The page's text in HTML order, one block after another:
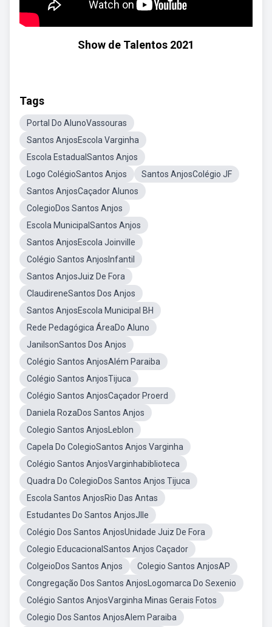
Show de Talentos 2021
Tags
Portal Do AlunoVassouras
Santos AnjosEscola Varginha
Escola EstadualSantos Anjos
Logo ColégioSantos Anjos
Santos AnjosColégio JF
Santos AnjosCaçador Alunos
ColegioDos Santos Anjos
Escola MunicipalSantos Anjos
Santos AnjosEscola Joinville
Colégio Santos AnjosInfantil
Santos AnjosJuiz De Fora
ClaudireneSantos Dos Anjos
Santos AnjosEscola Municipal BH
Rede Pedagógica ÁreaDo Aluno
JanilsonSantos Dos Anjos
Colégio Santos AnjosAlém Paraiba
Colégio Santos AnjosTijuca
Colégio Santos AnjosCaçador Proerd
Daniela RozaDos Santos Anjos
Colegio Santos AnjosLeblon
Capela Do ColegioSantos Anjos Varginha
Colégio Santos AnjosVarginhabiblioteca
Quadra Do ColegioDos Santos Anjos Tijuca
Escola Santos AnjosRio Das Antas
Estudantes Do Santos AnjosJlle
Colégio Dos Santos AnjosUnidade Juiz De Fora
Colegio EducacionalSantos Anjos Caçador
ColgeioDos Santos Anjos
Colegio Santos AnjosAP
Congregação Dos Santos AnjosLogomarca Do Sexenio
Colégio Santos AnjosVarginha Minas Gerais Fotos
Colegio Dos Santos AnjosAlem Paraiba